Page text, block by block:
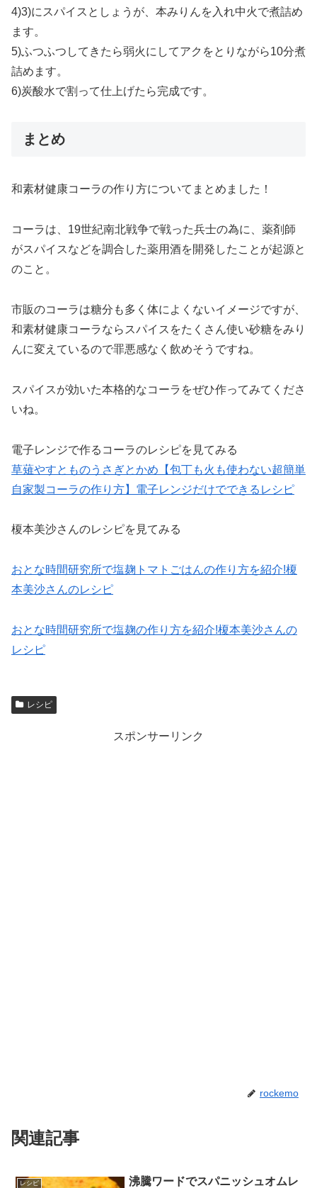
4)3)にスパイスとしょうが、本みりんを入れ中火で煮詰め
ます。
5)ふつふつしてきたら弱火にしてアクをとりながら10分煮
詰めます。
6)炭酸水で割って仕上げたら完成です。
まとめ
和素材健康コーラの作り方についてまとめました！
コーラは、19世紀南北戦争で戦った兵士の為に、薬剤師
がスパイスなどを調合した薬用酒を開発したことが起源と
のこと。
市販のコーラは糖分も多く体によくないイメージですが、
和素材健康コーラならスパイスをたくさん使い砂糖をみり
んに変えているので罪悪感なく飲めそうですね。
スパイスが効いた本格的なコーラをぜひ作ってみてくださ
いね。
電子レンジで作るコーラのレシピを見てみる
草薙やすとものうさぎとかめ【包丁も火も使わない超簡単
自家製コーラの作り方】電子レンジだけでできるレシピ
榎本美沙さんのレシピを見てみる
おとな時間研究所で塩麹トマトごはんの作り方を紹介!榎
本美沙さんのレシピ
おとな時間研究所で塩麹の作り方を紹介!榎本美沙さんの
レシピ
レシピ
スポンサーリンク
rockemo
関連記事
レシピ
沸騰ワードでスパニッシュオムレ